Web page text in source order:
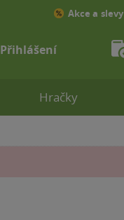
Hračky
Akce a slevy
Přihlášení